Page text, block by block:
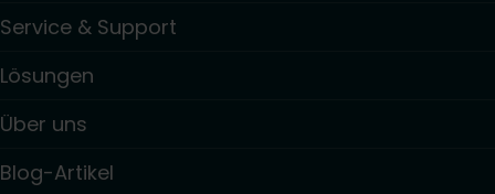
Service & Support
Lösungen
Über uns
Blog-Artikel